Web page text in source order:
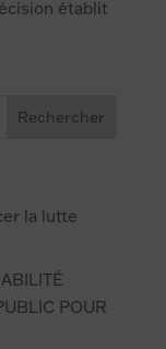
établit
la lutte
POUR